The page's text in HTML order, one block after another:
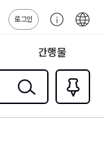
로그인
센
간행물
검색
즐겨찾
기0